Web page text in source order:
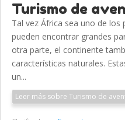
Turismo de
Tal vez África sea uno de los
pueden encontrar grandes
otra parte, el continente
características naturales.
un...
Leer más sobre Turismo de